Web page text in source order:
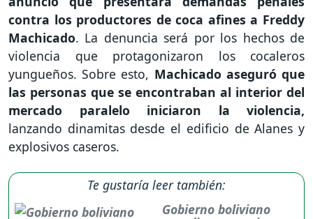
contra los productores de coca afines a Freddy
Machicado. La denuncia será por los hechos de
violencia que protagonizaron los cocaleros
yungueños. Sobre esto, Machicado aseguró que
las personas que se encontraban al interior del
mercado paralelo iniciaron la violencia,
lanzando dinamitas desde el edificio de Alanes y
explosivos caseros.
Te gustaría leer también:
Gobierno boliviano